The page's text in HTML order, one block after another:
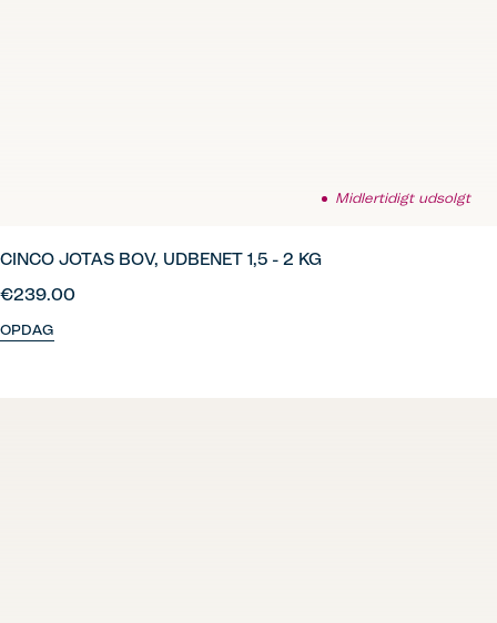
Midlertidigt udsolgt
CINCO JOTAS BOV, UDBENET 1,5 - 2 KG
€239.00
OPDAG